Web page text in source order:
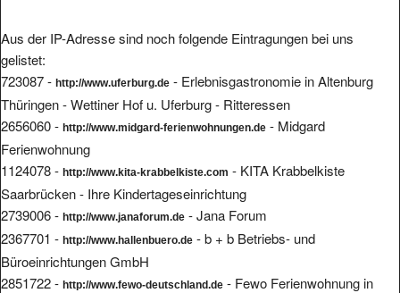
Aus der IP-Adresse sind noch folgende Eintragungen bei uns
gelistet:
723087 - http://www.uferburg.de - Erlebnisgastronomie in Altenburg
Thüringen - Wettiner Hof u. Uferburg - Ritteressen
2656060 - http://www.midgard-ferienwohnungen.de - Midgard
Ferienwohnung
1124078 - http://www.kita-krabbelkiste.com - KITA Krabbelkiste
Saarbrücken - Ihre Kindertageseinrichtung
2739006 - http://www.janaforum.de - Jana Forum
2367701 - http://www.hallenbuero.de - b + b Betriebs- und
Büroeinrichtungen GmbH
2851722 - http://www.fewo-deutschland.de - Fewo Ferienwohnung in